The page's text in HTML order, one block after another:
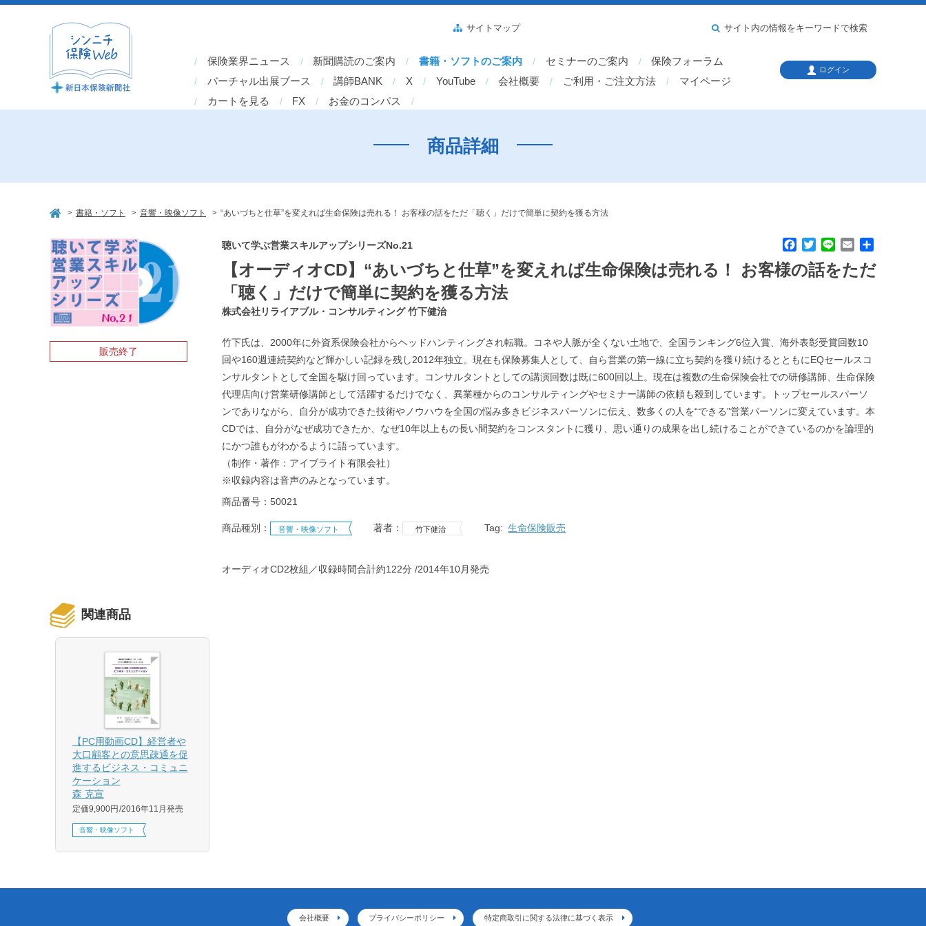
保険業界ニュース 新聞購読のご案内 書籍・ソフトのご案内 セミナーのご案内
保険フォーラム
バーチャル出展ブース
講師BANK X YouTube 会社概要 ご利用・ご注文方法
マイページ
カートを見る
FX お金のコンパス
サイトマップ サイト内の情報をキーワードで検索
ログイン
商品詳細
> 書籍・ソフト > 音響・映像ソフト > “あいづちと仕草”を変えれば生命保険は売れる！ お客様の話をただ「聴く」だけで簡単に契約を獲る方法
販売終了
c
k
i
n
a
聴いて学ぶ営業スキルアップシリーズNo.21
【オーディオCD】“あいづちと仕草”を変えれば生命保険は売れる！ お客様の話をただ
「聴く」だけで簡単に契約を獲る方法
株式会社リライアブル・コンサルティング 竹下健治
竹下氏は、2000年に外資系保険会社からヘッドハンティングされ転職。コネや人脈が全くない土地で、全国ランキング6位入賞、海外表彰受賞回数10
回や160週連続契約など輝かしい記録を残し2012年独立。現在も保険募集人として、自ら営業の第一線に立ち契約を獲り続けるとともにEQセールスコ
ンサルタントとして全国を駆け回っています。コンサルタントとしての講演回数は既に600回以上。現在は複数の生命保険会社での研修講師、生命保険
代理店向け営業研修講師として活躍するだけでなく、異業種からのコンサルティングやセミナー講師の依頼も殺到しています。トップセールスパーソ
ンでありながら、自分が成功できた技術やノウハウを全国の悩み多きビジネスパーソンに伝え、数多くの人を“できる”営業パーソンに変えています。本
CDでは、自分がなぜ成功できたか、なぜ10年以上もの長い間契約をコンスタントに獲り、思い通りの成果を出し続けることができているのかを論理的
にかつ誰もがわかるように語っています。
（制作・著作：アイブライト有限会社）
※収録内容は音声のみとなっています。
商品番号：50021
商品種別： 音響・映像ソフト 著者： 竹下健治 Tag: 生命保険販売
オーディオCD2枚組／収録時間合計約122分 2014年10月発売
関連商品
【PC用動画CD】経営者や
大口顧客との意思疎通を促
進するビジネス・コミュニ
ケーション
森 克宣
定価9,900円 2016年11月発売
音響・映像ソフト
会社概要 プライバシーポリシー 特定商取引に関する法律に基づく表示